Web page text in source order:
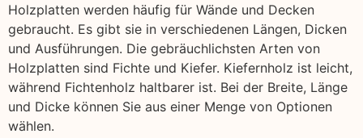
Holzplatten werden häufig für Wände und Decken
gebraucht. Es gibt sie in verschiedenen Längen, Dicken
und Ausführungen. Die gebräuchlichsten Arten von
Holzplatten sind Fichte und Kiefer. Kiefernholz ist leicht,
während Fichtenholz haltbarer ist. Bei der Breite, Länge
und Dicke können Sie aus einer Menge von Optionen
wählen.